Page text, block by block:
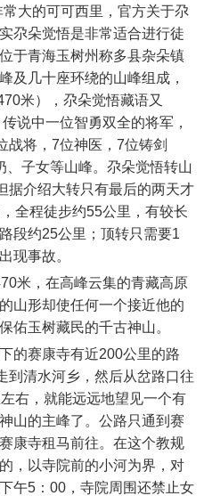
大的可可西里，官方关于尕
尕朵觉悟是非常适合进行徒
于青海玉树州称多县杂朵镇
及几十座环绕的山峰组成，
米），尕朵觉悟藏语又
说中一位智勇双全的将军，
战将，7位神医，7位铸剑
、子女等山峰。尕朵觉悟转山
据介绍大转只有最后的两天才
全程徒步约55公里，有较长
段约25公里；顶转只需要1
现事故。
，在高峰云集的青藏高原
山形却使任何一个接近他的
佑玉树藏民的千古神山。
赛康寺有近200公里的路
到清水河乡，然后从岔路口往
右，就能远远地望见一个有
山的主峰了。公路只通到赛
康寺租马前往。在这个教规
，以寺院前的小河为界，对
午5：00，寺院周围还禁止女